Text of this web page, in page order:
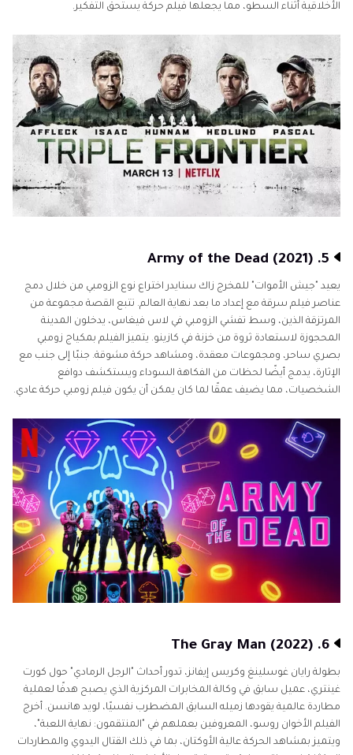
الأخلاقية أثناء السطو، مما يجعلها فيلم حركة يستحق التفكير.
5. Army of the Dead (2021)
يعيد "جيش الأموات" للمخرج زاك سنايدر اختراع نوع الزومبي من خلال دمج
عناصر فيلم سرقة مع إعداد ما بعد نهاية العالم. تتبع القصة مجموعة من
المرتزقة الذين، وسط تفشي الزومبي في لاس فيغاس، يدخلون المدينة
المحجوزة لاستعادة ثروة من خزنة في كازينو. يتميز الفيلم بمكياج زومبي
بصري ساحر، ومجموعات معقدة، ومشاهد حركة مشوقة. جنبًا إلى جنب مع
الإثارة، يدمج أيضًا لحظات من الفكاهة السوداء ويستكشف دوافع
الشخصيات، مما يضيف عمقًا لما كان يمكن أن يكون فيلم زومبي حركة عادي.
6. The Gray Man (2022)
بطولة رايان غوسلينغ وكريس إيفانز، تدور أحداث "الرجل الرمادي" حول كورت
غينتري، عميل سابق في وكالة المخابرات المركزية الذي يصبح هدفًا لعملية
مطاردة عالمية يقودها زميله السابق المضطرب نفسيًا، لويد هانسن. أخرج
الفيلم الأخوان روسو، المعروفين بعملهم في "المنتقمون: نهاية اللعبة"،
ويتميز بمشاهد الحركة عالية الأوكتان، بما في ذلك القتال اليدوي والمطاردات